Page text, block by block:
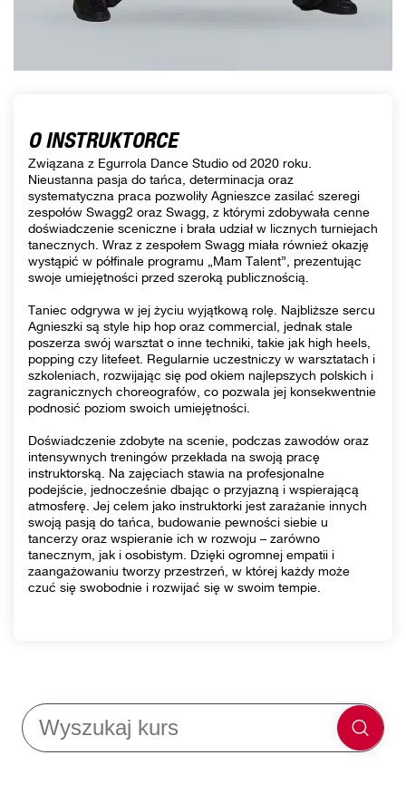
O INSTRUKTORCE
Związana z Egurrola Dance Studio od 2020 roku.
Nieustanna pasja do tańca, determinacja oraz
systematyczna praca pozwoliły Agnieszce zasilać szeregi
zespołów Swagg2 oraz Swagg, z którymi zdobywała cenne
doświadczenie sceniczne i brała udział w licznych turniejach
tanecznych. Wraz z zespołem Swagg miała również okazję
wystąpić w półfinale programu „Mam Talent”, prezentując
swoje umiejętności przed szeroką publicznością.
Taniec odgrywa w jej życiu wyjątkową rolę. Najbliższe sercu
Agnieszki są style hip hop oraz commercial, jednak stale
poszerza swój warsztat o inne techniki, takie jak high heels,
popping czy litefeet. Regularnie uczestniczy w warsztatach i
szkoleniach, rozwijając się pod okiem najlepszych polskich i
zagranicznych choreografów, co pozwala jej konsekwentnie
podnosić poziom swoich umiejętności.
Doświadczenie zdobyte na scenie, podczas zawodów oraz
intensywnych treningów przekłada na swoją pracę
instruktorską. Na zajęciach stawia na profesjonalne
podejście, jednocześnie dbając o przyjazną i wspierającą
atmosferę. Jej celem jako instruktorki jest zarażanie innych
swoją pasją do tańca, budowanie pewności siebie u
tancerzy oraz wspieranie ich w rozwoju – zarówno
tanecznym, jak i osobistym. Dzięki ogromnej empatii i
zaangażowaniu tworzy przestrzeń, w której każdy może
czuć się swobodnie i rozwijać się w swoim tempie.